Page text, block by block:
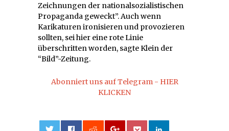
Zeichnungen der nationalsozialistischen
Propaganda geweckt”. Auch wenn
Karikaturen ironisieren und provozieren
sollten, sei hier eine rote Linie
überschritten worden, sagte Klein der
“Bild”-Zeitung.
Abonniert uns auf Telegram - HIER
KLICKEN